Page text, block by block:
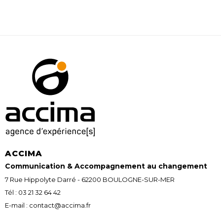
ACCIMA
Communication & Accompagnement au changement
7 Rue Hippolyte Darré - 62200 BOULOGNE-SUR-MER
Tél : 03 21 32 64 42
E-mail : contact@accima.fr